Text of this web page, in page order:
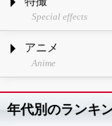
Special effects
アニメ
Anime
年代別のランキ